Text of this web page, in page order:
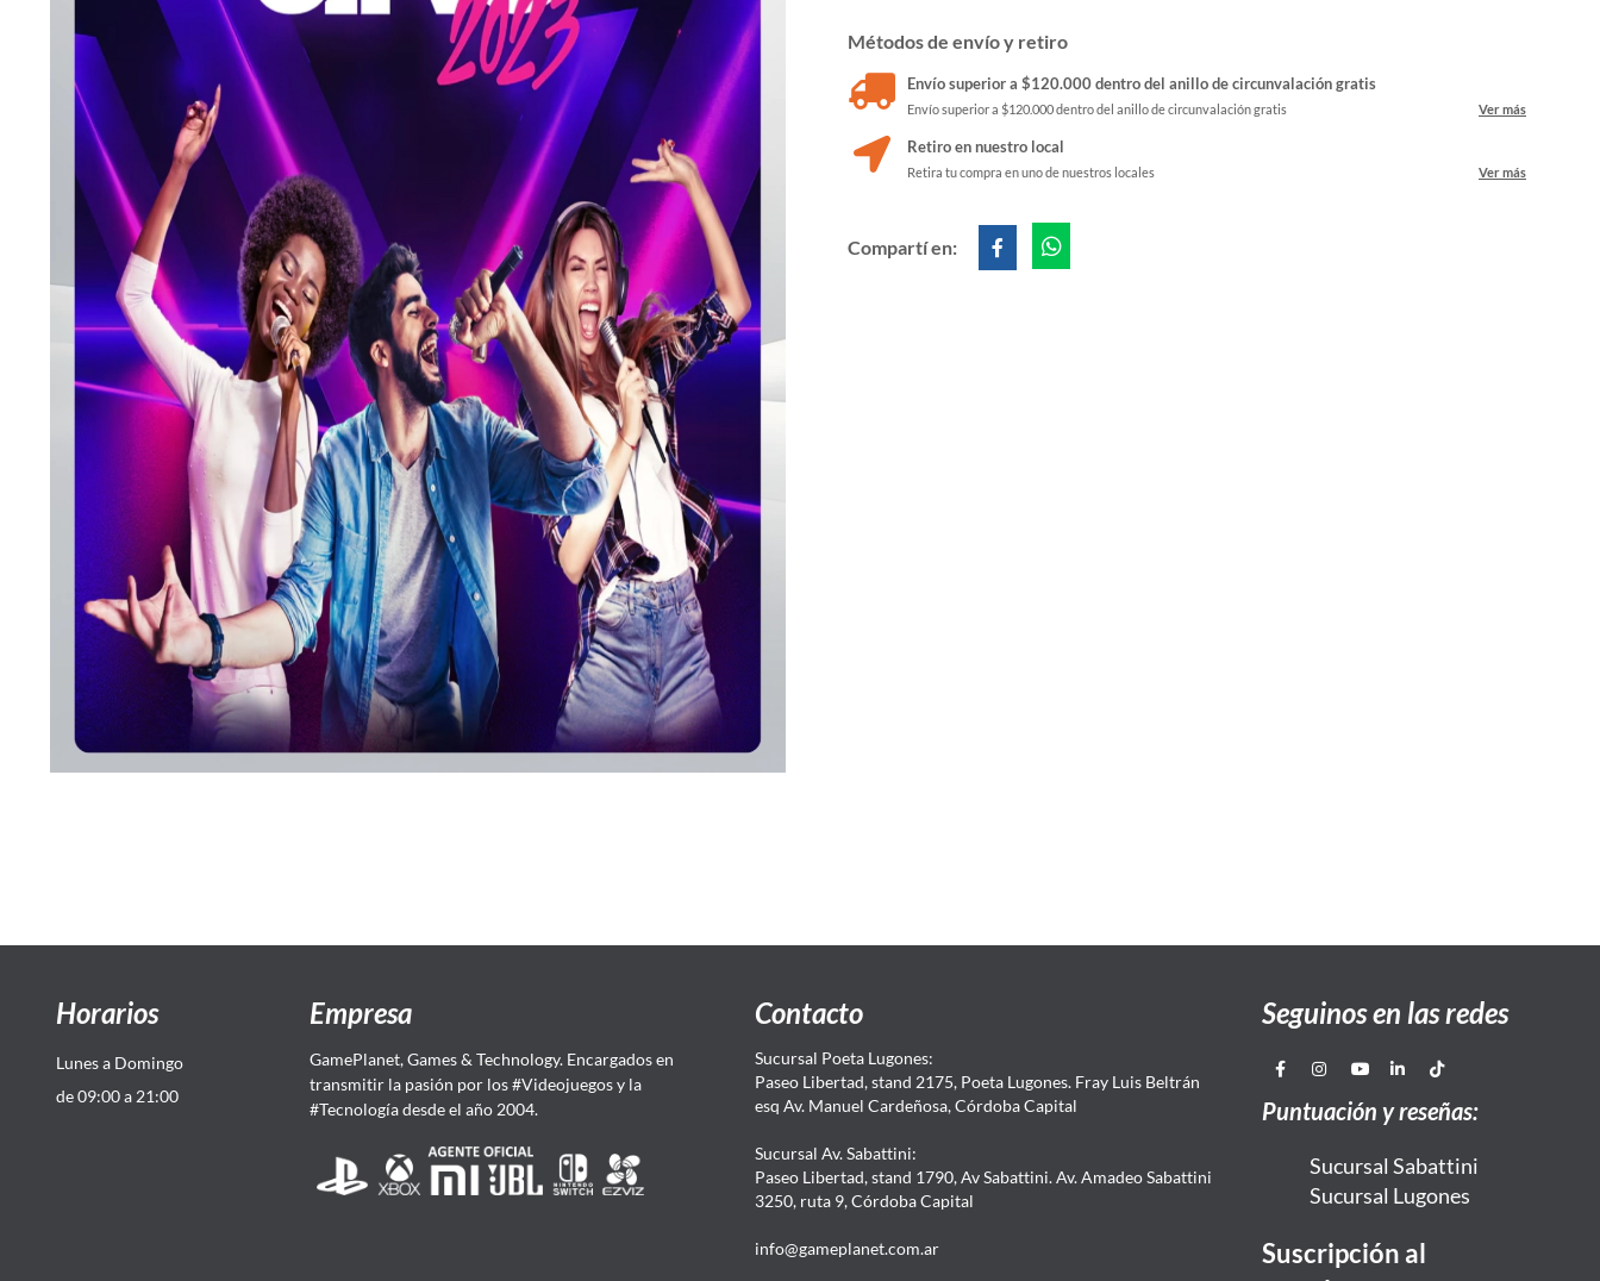
Métodos de envío y retiro
Envío superior a $120.000 dentro del anillo de circunvalación gratis
Envío superior a $120.000 dentro del anillo de circunvalación gratis Ver más
Retiro en nuestro local
Retira tu compra en uno de nuestros locales Ver más
Compartí en:
Horarios
Lunes a Domingo
de 09:00 a 21:00
Empresa
GamePlanet, Games & Technology. Encargados en
transmitir la pasión por los #Videojuegos y la
#Tecnología desde el año 2004.
Contacto
Sucursal Poeta Lugones:
Paseo Libertad, stand 2175, Poeta Lugones. Fray Luis Beltrán
esq Av. Manuel Cardeñosa, Córdoba Capital
Sucursal Av. Sabattini:
Paseo Libertad, stand 1790, Av Sabattini. Av. Amadeo Sabattini
3250, ruta 9, Córdoba Capital
info@gameplanet.com.ar
Seguinos en las redes
Puntuación y reseñas:
Sucursal Sabattini
Sucursal Lugones
Suscripción al